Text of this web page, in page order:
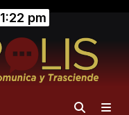
1:22 pm